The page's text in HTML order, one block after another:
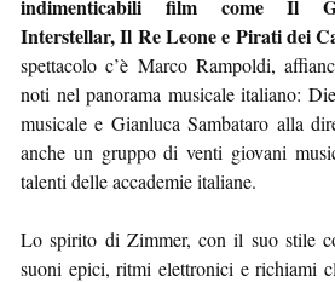
indimenticabili film come Il
Interstellar, Il Re Leone e Pirati dei
spettacolo c’è Marco Rampoldi,
noti nel panorama musicale italiano:
musicale e Gianluca Sambataro alla
anche un gruppo di venti giovani
talenti delle accademie italiane.
Lo spirito di Zimmer, con il suo stile
suoni epici, ritmi elettronici e richiami